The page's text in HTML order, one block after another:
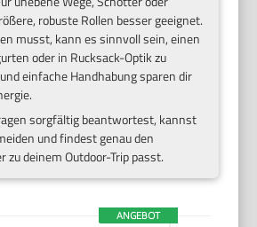
robuste Rollen besser geeignet.
musst, kann es sinnvoll sein, einen
oder in Rucksack-Optik zu
einfache Handhabung sparen dir
sorgfältig beantwortest, kannst
und findest genau den
zu deinem Outdoor-Trip passt.
ANGEBOT